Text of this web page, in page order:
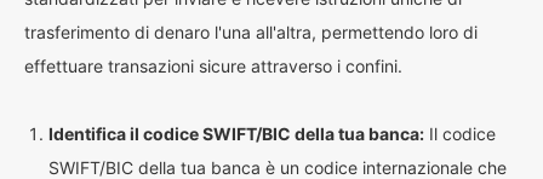
trasferimento di denaro l'una all'altra, permettendo loro di
effettuare transazioni sicure attraverso i confini.
Identifica il codice SWIFT/BIC della tua banca: Il codice
SWIFT/BIC della tua banca è un codice internazionale che